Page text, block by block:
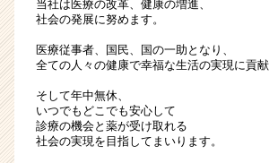
ン
ス
ト
ッ
ラ
ッ
当社は医療の改革、健康の増進、
社会の発展に努めます。
医療従事者、国民、国の一助となり、
全ての人々の健康で幸福な生活の実現に貢献
そして年中無休、
いつでもどこでも安心して
診療の機会と薬が受け取れる
社会の実現を目指してまいります。